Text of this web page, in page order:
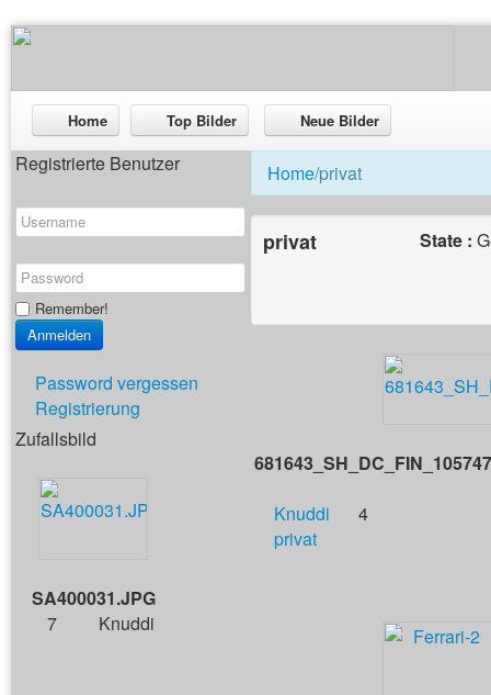
Home Top Bilder Neue Bilder
Registrierte Benutzer
Remember!
Password vergessen
Registrierung
Zufallsbild
SA400031.JPG
7
Knuddi
Home/privat
privat State :
Knuddi
4
privat